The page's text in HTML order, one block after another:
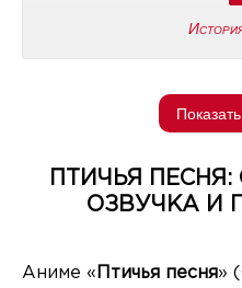
ПТИЧЬЯ
ОЗВУЧКА И
Аниме « Птичья песня»